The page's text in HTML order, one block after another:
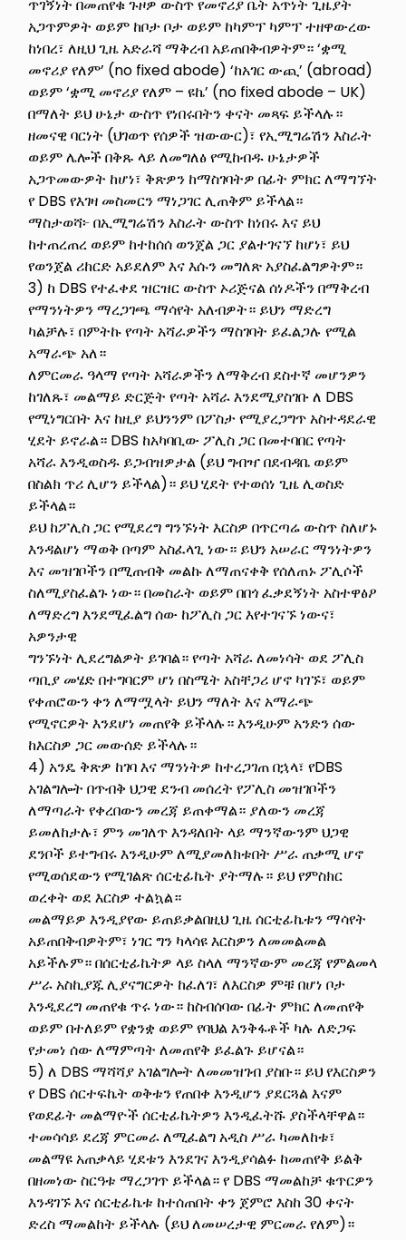
ጥገኝነት በመጠየቁ ጉዞዎ ውስጥ የመኖሪያ ቤት አጥነት ጊዜያት
አጋጥምዎት ወይም ከቦታ ቦታ ወይም ከካምፕ ካምፕ ተዘዋውረው
ከነበረ፣ ለዚህ ጊዜ አድራሻ ማቅረብ አይጠበቅብዎትም። ‘ቋሚ
መኖሪያ የለም’ (no fixed abode) ‘ከአገር ውጪ’ (abroad)
ወይም ‘ቋሚ መኖሪያ የለም – ዩኬ’ (no fixed abode – UK)
በማለት ይህ ሁኔታ ውስጥ የነበሩበትን ቀናት መጻፍ ይችላሉ።
ዘመናዊ ባርነት (ህገወጥ የሰዎች ዝውውር)፣ የኢሚግሬሽን እስራት
ወይም ሌሎች በቅጹ ላይ ለመግለፅ የሚከብዱ ሁኔታዎች
አጋጥመውዎት ከሆነ፣ ቅጽዎን ከማስገባትዎ በፊት ምክር ለማግኘት
የ DBS የእገዛ መስመርን ማነጋገር ሊጠቅም ይችላል።
ማስታወሻ፦ በኢሚግሬሽን እስራት ውስጥ ከነበሩ እና ይህ
ከተጠረጠረ ወይም ከተከሰሰ ወንጀል ጋር ያልተገናኘ ከሆነ፣ ይህ
የወንጀል ሪከርድ አይደለም እና እሱን መግለጽ አያስፈልግዎትም።
3) ከ DBS የተፈቀደ ዝርዝር ውስጥ ኦሪጅናል ሰነዶችን በማቅረብ
የማንነትዎን ማረጋገጫ ማሳየት አለብዎት። ይህን ማድረግ
ካልቻሉ፣ በምትኩ የጣት አሻራዎችን ማስገባት ይፈልጋሉ የሚል
አማራጭ አለ።
ለምርመራ ዓላማ የጣት አሻራዎችን ለማቅረብ ደስተኛ መሆንዎን
ከገለጹ፣ መልማይ ድርጅት የጣት አሻራ እንደሚያስገቡ ለ DBS
የሚነግርበት እና ከዚያ ይህንንም በፖስታ የሚያረጋግጥ አስተዳደራዊ
ሂደት ይኖራል። DBS ከአካባቢው ፖሊስ ጋር በመተባበር የጣት
አሻራ እንዲወስዱ ይጋብዝዎታል (ይህ ግብዣ በደብዳቤ ወይም
በስልክ ጥሪ ሊሆን ይችላል)። ይህ ሂደት የተወሰነ ጊዜ ሊወስድ
ይችላል።
ይህ ከፖሊስ ጋር የሚደረግ ግንኙነት እርስዎ በጥርጣሬ ውስጥ ስለሆኑ
እንዳልሆነ ማወቅ በጣም አስፈላጊ ነው። ይህን አሠራር ማንነትዎን
እና መዝገቦችን በሚጠብቅ መልኩ ለማጠናቀቅ የሰለጠኑ ፖሊሶች
ስለሚያስፈልጉ ነው። በመስራት ወይም በበጎ ፈቃደኝነት አስተዋፅዖ
ለማድረግ እንደሚፈልግ ሰው ከፖሊስ ጋር እየተገናኙ ነውና፣
አዎንታዊ
ግንኙነት ሊደረግልዎት ይገባል። የጣት አሻራ ለመነሳት ወደ ፖሊስ
ጣቢያ መሄድ በተግባርም ሆነ በስሜት አስቸጋሪ ሆኖ ካገኙ፣ ወይም
የቀጠሮውን ቀን ለማሟላት ይህን ማለት እና አማራጭ
የሚኖርዎት እንደሆነ መጠየቅ ይችላሉ። እንዲሁም አንድን ሰው
ከእርስዎ ጋር መውሰድ ይችላሉ።
4) አንዴ ቅጽዎ ከገባ እና ማንነትዎ ከተረጋገጠ በኋላ፣ የDBS
አገልግሎት በጥብቅ ህጋዊ ደንብ መሰረት የፖሊስ መዝገቦችን
ለማጣራት የቀረበውን መረጃ ይጠቀማል። ያለውን መረጃ
ይመለከታሉ፣ ምን መገለጥ እንዳለበት ላይ ማንኛውንም ህጋዊ
ደንቦች ይተግብሩ እንዲሁም ለሚያመለክቱበት ሥራ ጠቃሚ ሆኖ
የሚወሰደውን የሚገልጽ ሰርቲፊኬት ያትማሉ። ይህ የምስክር
ወረቀት ወደ እርስዎ ተልኳል።
መልማይዎ እንዲያየው ይጠይቃልበዚህ ጊዜ ሰርቲፊኬቱን ማሳየት
አይጠበቅብዎትም፣ ነገር ግን ካላሳዩ እርስዎን ለመመልመል
አይችሉም። በሰርቲፊኬትዎ ላይ ስላለ ማንኛውም መረጃ የምልመላ
ሥራ አስኪያጁ ሊያናግርዎት ከፈለገ፣ ለእርስዎ ምቹ በሆነ ቦታ
እንዲደረግ መጠየቁ ጥሩ ነው። ከስብሰባው በፊት ምክር ለመጠየቅ
ወይም በተለይም የቋንቋ ወይም የባህል እንቅፋቶች ካሉ ለድጋፍ
የታመነ ሰው ለማምጣት ለመጠየቅ ይፈልጉ ይሆናል።
5) ለ DBS ማሻሻያ አገልግሎት ለመመዝገብ ያስቡ። ይህ የእርስዎን
የ DBS ሰርተፍኬት ወቅቱን የጠበቀ እንዲሆን ያደርጓል እናም
የወደፊት መልማዮች ሰርቲፊኬትዎን እንዲፈትሹ ያስችላቸዋል።
ተመሳሳይ ደረጃ ምርመራ ለሚፈልግ አዲስ ሥራ ካመለከቱ፣
መልማዩ አጠቃላይ ሂደቱን እንደገና እንዲያሳልፉ ከመጠየቅ ይልቅ
በዘመነው ስርዓቱ ማረጋገጥ ይችላል። የ DBS ማመልከቻ ቁጥርዎን
እንዳገኙ እና ሰርቲፊኬቱ ከተሰጠበት ቀን ጀምሮ እስከ 30 ቀናት
ድረስ ማመልከት ይችላሉ (ይህ ለመሠረታዊ ምርመራ የለም)።